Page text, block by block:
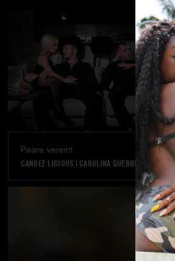
Paare vereint
CANDEE LICIOUS | CAROLINA GUERRERO